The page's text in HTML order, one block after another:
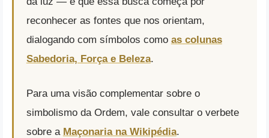
reconhecer as fontes que nos orientam,
dialogando com símbolos como as colunas
Sabedoria, Força e Beleza.
Para uma visão complementar sobre o
simbolismo da Ordem, vale consultar o verbete
sobre a Maçonaria na Wikipédia.